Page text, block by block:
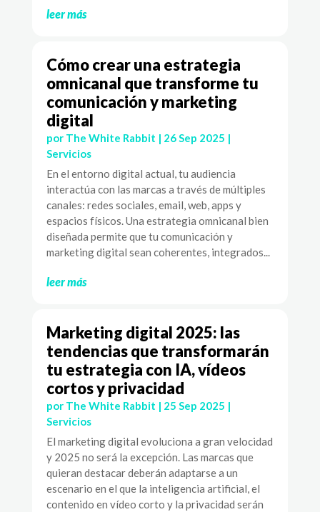
leer más
Cómo crear una estrategia
omnicanal que transforme tu
comunicación y marketing
digital
por The White Rabbit | 26 Sep 2025 |
Servicios
En el entorno digital actual, tu audiencia
interactúa con las marcas a través de múltiples
canales: redes sociales, email, web, apps y
espacios físicos. Una estrategia omnicanal bien
diseñada permite que tu comunicación y
marketing digital sean coherentes, integrados...
leer más
Marketing digital 2025: las
tendencias que transformarán
tu estrategia con IA, vídeos
cortos y privacidad
por The White Rabbit | 25 Sep 2025 |
Servicios
El marketing digital evoluciona a gran velocidad
y 2025 no será la excepción. Las marcas que
quieran destacar deberán adaptarse a un
escenario en el que la inteligencia artificial, el
contenido en vídeo corto y la privacidad serán